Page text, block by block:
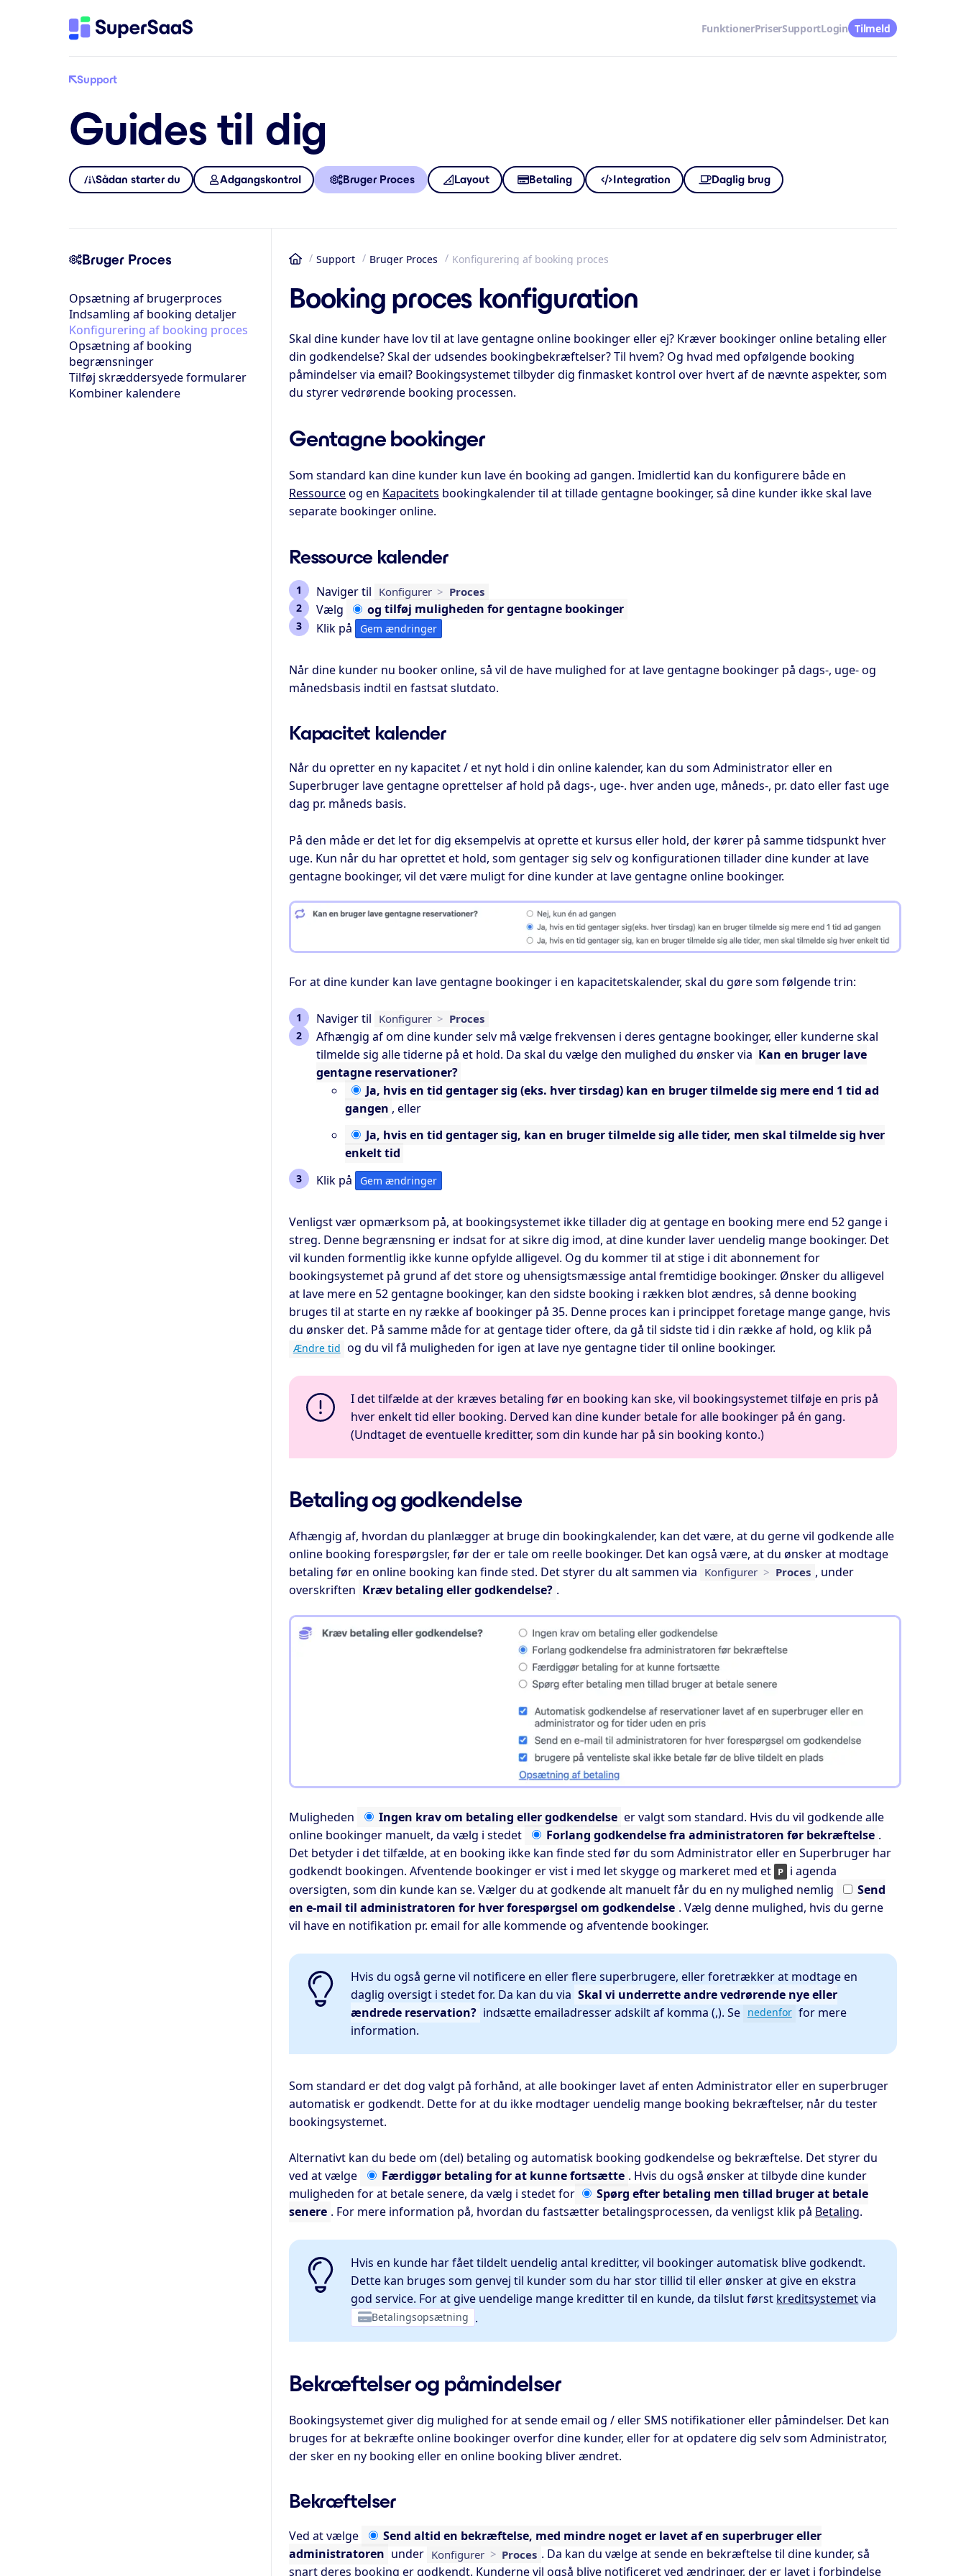
FunktionerPriserSupportLogin Tilmeld
Support
Guides til dig
Sådan starter du Adgangskontrol Bruger Proces Layout Betaling Integration Daglig brug
Bruger Proces
Opsætning af brugerproces
Indsamling af booking detaljer
Konfigurering af booking proces
Opsætning af booking
begrænsninger
Tilføj skræddersyede formularer
Kombiner kalendere
Hjem
Support Bruger Proces Konfigurering af booking proces
Booking proces konfiguration
Skal dine kunder have lov til at lave gentagne online bookinger eller ej? Kræver bookinger online betaling eller
din godkendelse? Skal der udsendes bookingbekræftelser? Til hvem? Og hvad med opfølgende booking
påmindelser via email? Bookingsystemet tilbyder dig finmasket kontrol over hvert af de nævnte aspekter, som
du styrer vedrørende booking processen.
Gentagne bookinger
Som standard kan dine kunder kun lave én booking ad gangen. Imidlertid kan du konfigurere både en
Ressourceog en Kapacitets bookingkalender til at tillade gentagne bookinger, så dine kunder ikke skal lave
separate bookinger online.
Ressource kalender
Naviger til Konfigurer > Proces
Vælg og tilføj muligheden for gentagne bookinger
Klik på
Gem ændringer
Når dine kunder nu booker online, så vil de have mulighed for at lave gentagne bookinger på dags-, uge- og
månedsbasis indtil en fastsat slutdato.
Kapacitet kalender
Når du opretter en ny kapacitet / et nyt hold i din online kalender, kan du som Administrator eller en
Superbruger lave gentagne oprettelser af hold på dags-, uge-. hver anden uge, måneds-, pr. dato eller fast uge
dag pr. måneds basis.
På den måde er det let for dig eksempelvis at oprette et kursus eller hold, der kører på samme tidspunkt hver
uge. Kun når du har oprettet et hold, som gentager sig selv og konfigurationen tillader dine kunder at lave
gentagne bookinger, vil det være muligt for dine kunder at lave gentagne online bookinger.
For at dine kunder kan lave gentagne bookinger i en kapacitetskalender, skal du gøre som følgende trin:
Naviger til Konfigurer > Proces
Afhængig af om dine kunder selv må vælge frekvensen i deres gentagne bookinger, eller kunderne skal
tilmelde sig alle tiderne på et hold. Da skal du vælge den mulighed du ønsker via Kan en bruger lave
gentagne reservationer?
Ja, hvis en tid gentager sig (eks. hver tirsdag) kan en bruger tilmelde sig mere end 1 tid ad
gangen , eller
Ja, hvis en tid gentager sig, kan en bruger tilmelde sig alle tider, men skal tilmelde sig hver
enkelt tid
Klik på
Gem ændringer
Venligst vær opmærksom på, at bookingsystemet ikke tillader dig at gentage en booking mere end 52 gange i
streg. Denne begrænsning er indsat for at sikre dig imod, at dine kunder laver uendelig mange bookinger. Det
vil kunden formentlig ikke kunne opfylde alligevel. Og du kommer til at stige i dit abonnement for
bookingsystemet på grund af det store og uhensigtsmæssige antal fremtidige bookinger. Ønsker du alligevel
at lave mere en 52 gentagne bookinger, kan den sidste booking i rækken blot ændres, så denne booking
bruges til at starte en ny række af bookinger på 35. Denne proces kan i princippet foretage mange gange, hvis
du ønsker det. På samme måde for at gentage tider oftere, da gå til sidste tid i din række af hold, og klik på
Ændre tid og du vil få muligheden for igen at lave nye gentagne tider til online bookinger.
I det tilfælde at der kræves betaling før en booking kan ske, vil bookingsystemet tilføje en pris på
hver enkelt tid eller booking. Derved kan dine kunder betale for alle bookinger på én gang.
(Undtaget de eventuelle kreditter, som din kunde har på sin booking konto.)
Betaling og godkendelse
Afhængig af, hvordan du planlægger at bruge din bookingkalender, kan det være, at du gerne vil godkende alle
online booking forespørgsler, før der er tale om reelle bookinger. Det kan også være, at du ønsker at modtage
betaling før en online booking kan finde sted. Det styrer du alt sammen via Konfigurer > Proces , under
overskriften Kræv betaling eller godkendelse? .
Muligheden Ingen krav om betaling eller godkendelse er valgt som standard. Hvis du vil godkende alle
online bookinger manuelt, da vælg i stedet
Forlang godkendelse fra administratoren før bekræftelse .
Det betyder i det tilfælde, at en booking ikke kan finde sted før du som Administrator eller en Superbruger har
godkendt bookingen. Afventende bookinger er vist i med let skygge og markeret med et P i agenda
oversigten, som din kunde kan se. Vælger du at godkende alt manuelt får du en ny mulighed nemlig
Send
en e-mail til administratoren for hver forespørgsel om godkendelse . Vælg denne mulighed, hvis du gerne
vil have en notifikation pr. email for alle kommende og afventende bookinger.
Hvis du også gerne vil notificere en eller flere superbrugere, eller foretrækker at modtage en
daglig oversigt i stedet for. Da kan du via Skal vi underrette andre vedrørende nye eller
ændrede reservation? indsætte emailadresser adskilt af komma (,). Se nedenfor for mere
information.
Som standard er det dog valgt på forhånd, at alle bookinger lavet af enten Administrator eller en superbruger
automatisk er godkendt. Dette for at du ikke modtager uendelig mange booking bekræftelser, når du tester
bookingsystemet.
Alternativt kan du bede om (del) betaling og automatisk booking godkendelse og bekræftelse. Det styrer du
ved at vælge
Færdiggørbetaling for at kunne fortsætte . Hvis du også ønsker at tilbyde dine kunder
muligheden for at betale senere, da vælg i stedet for
Spørg efter betaling men tillad bruger at betale
senere . For mere information på, hvordan du fastsætter betalingsprocessen, da venligst klik på Betaling.
Hvis en kunde har fået tildelt uendelig antal kreditter, vil bookinger automatisk blive godkendt.
Dette kan bruges som genvej til kunder som du har stor tillid til eller ønsker at give en ekstra
god service. For at give uendelige mange kreditter til en kunde, da tilslut først kreditsystemetvia
Betalingsopsætning .
Bekræftelser og påmindelser
Bookingsystemet giver dig mulighed for at sende email og / eller SMS notifikationer eller påmindelser. Det kan
bruges for at bekræfte online bookinger overfor dine kunder, eller for at opdatere dig selv som Administrator,
der sker en ny booking eller en online booking bliver ændret.
Bekræftelser
Ved at vælge Send altid en bekræftelse, med mindre noget er lavet af en superbruger eller
administratoren under Konfigurer > Proces . Da kan du vælge at sende en bekræftelse til dine kunder, så
snart deres booking er godkendt. Kunderne vil også blive notificeret ved ændringer, der er lavet i forbindelse